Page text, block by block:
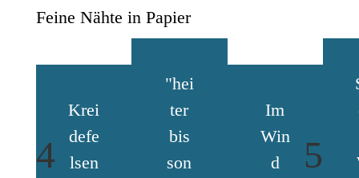
Feine Nähte in Papier
Krei
defe
lsen
"hei
ter
bis
son
Im
Win
d
4 5